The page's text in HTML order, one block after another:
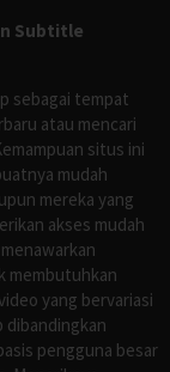
Subtitle
sebagai tempat
atau mencari
situs ini
mudah
mereka yang
akses mudah
membutuhkan
yang bervariasi
dibandingkan
pengguna besar